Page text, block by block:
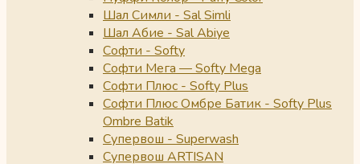
Шал Симли - Sal Simli
Шал Абие - Sal Abiye
Софти - Softy
Софти Мега — Softy Mega
Софти Плюс - Softy Plus
Софти Плюс Омбре Батик - Softy Plus
Ombre Batik
Супервош - Superwash
Супервош ARTISAN